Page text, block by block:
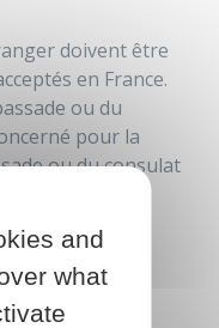
doivent être
en France.
ou du
pour la
ou du consulat
de France à
and
what